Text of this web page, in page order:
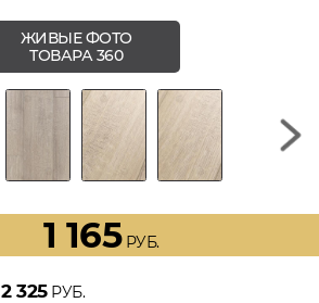
ЖИВЫЕ ФОТО
ТОВАРА 360
1 165РУБ.
2 325РУБ.